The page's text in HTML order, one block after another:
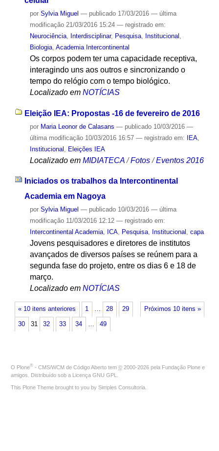
por Sylvia Miguel — publicado17/03/2016 — última
modificação21/03/2016 15:24 — registrado em:
Neurociência, Interdisciplinar, Pesquisa, Institucional
Biologia, Academia Intercontinental
Os corpos podem ter uma capacidade receptiva,
interagindo uns aos outros e sincronizando o
tempo do relógio com o tempo biológico.
Localizado em NOTÍCIAS
Eleição IEA: Propostas -16 de fevereiro de 2016
por Maria Leonor de Calasans — publicado10/03/2016 —
última modificação10/03/2016 16:57 — registrado em: IEA,
Institucional
Eleições IEA
Localizado em MIDIATECA /Fotos /Eventos 2016
Iniciados os trabalhos da Intercontinental
Academia em Nagoya
por Sylvia Miguel — publicado10/03/2016 — última
modificação11/03/2016 12:12 — registrado em:
Intercontinental Academia, ICA, Pesquisa, Institucional , capa
Jovens pesquisadores e diretores de institutos
avançados de diversos países se reúnem para a
segunda fase do projeto, entre os dias 6 e 18 de
março.
Localizado em NOTÍCIAS
« 10 itens anteriores Próximos 10 itens »
1 … 28 29
30 31 32 33 34 … 49
O Plone® - CMS/WCM de Código Aberto tem © 2000-2026 pela Fundação Plone e
amigos. Distribuído sob a Licença GNU GPL
This Plone Theme brought to you by Simples Consultoria